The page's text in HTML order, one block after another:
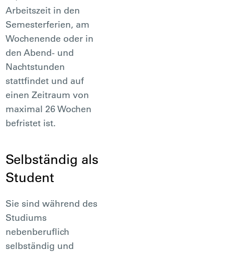
Arbeitszeit in den
Semesterferien, am
Wochenende oder in
den Abend- und
Nachtstunden
stattfindet und auf
einen Zeitraum von
maximal 26 Wochen
befristet ist.
Selbständig als
Student
Sie sind während des
Studiums
nebenberuflich
selbständig und